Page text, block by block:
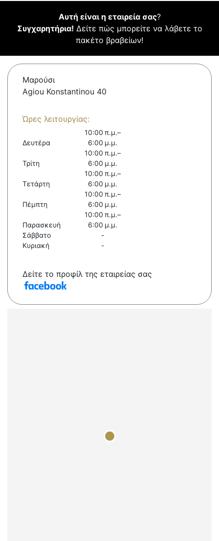
Αυτή είναι η εταιρεία σας?
Συγχαρητήρια! Δείτε πώς μπορείτε να λάβετε το
πακέτο βραβείων!
Μαρούσι
Agiou Konstantinou 40
Ώρες λειτουργίας:
Δευτέρα
10:00 π.μ.–
6:00 μ.μ.
Τρίτη
10:00 π.μ.–
6:00 μ.μ.
Τετάρτη
10:00 π.μ.–
6:00 μ.μ.
Πέμπτη
10:00 π.μ.–
6:00 μ.μ.
Παρασκευή
10:00 π.μ.–
6:00 μ.μ.
Σάββατο
-
Κυριακή
-
Δείτε το προφίλ της εταιρείας σας